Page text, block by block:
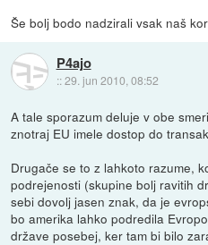
Še bolj bodo nadzirali vsak naš
P4ajo
::29. jun 2010, 08:52
A tale sporazum deluje v obe
znotraj EU imele dostop do
Drugače se to z lahkoto razume,
podrejenosti (skupine bolj ravitih
sebi dovolj jasen znak, da je
bo amerika lahko podredila
države posebej, ker tam bi bilo